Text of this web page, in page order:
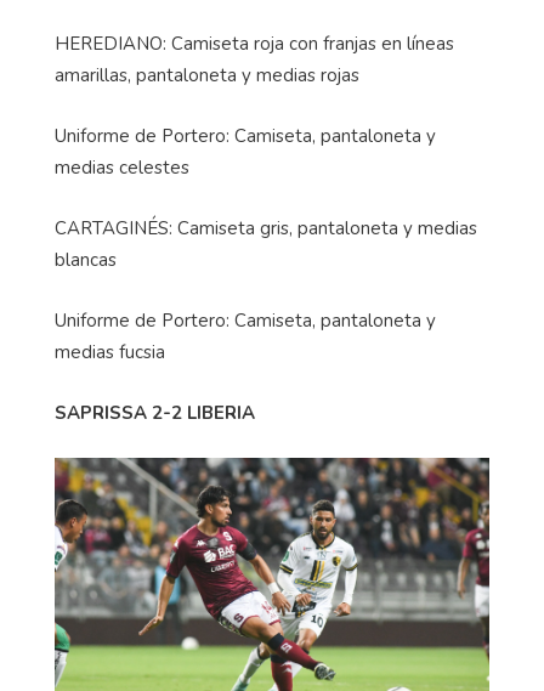
HEREDIANO: Camiseta roja con franjas en líneas
amarillas, pantaloneta y medias rojas
Uniforme de Portero: Camiseta, pantaloneta y
medias celestes
CARTAGINÉS: Camiseta gris, pantaloneta y medias
blancas
Uniforme de Portero: Camiseta, pantaloneta y
medias fucsia
SAPRISSA 2-2 LIBERIA